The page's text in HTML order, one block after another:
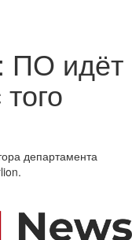
ПО идёт
департамента